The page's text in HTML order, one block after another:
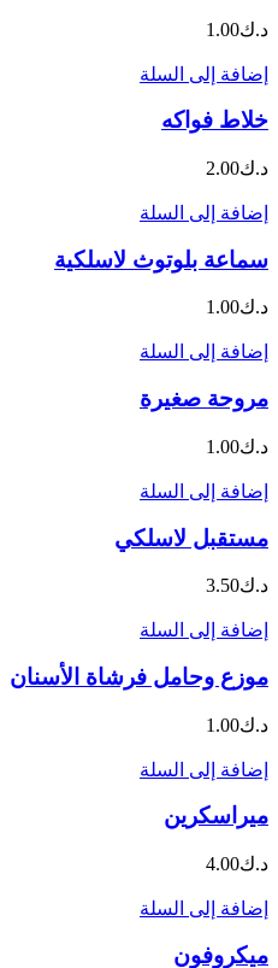
د.ك1.00
إضافة إلى السلة
خلاط فواكه
د.ك2.00
إضافة إلى السلة
سماعة بلوتوث لاسلكية
د.ك1.00
إضافة إلى السلة
مروحة صغيرة
د.ك1.00
إضافة إلى السلة
مستقبل لاسلكي
د.ك3.50
إضافة إلى السلة
موزع وحامل فرشاة الأسنان
د.ك1.00
إضافة إلى السلة
ميراسكرين
د.ك4.00
إضافة إلى السلة
ميكروفون